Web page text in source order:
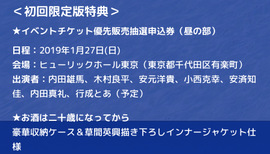
＜初回限定版特典＞
★イベントチケット優先販売抽選申込券（昼の部）
日程： 2019年1月27日(日)
会場： ヒューリックホール東京（東京都千代田区有楽町）
出演者： 内田雄馬、木村良平、安元洋貴、小西克幸、安済知
佳、内田真礼、行成とあ（予定）
★お酒は二十歳になってから
豪華収納ケース＆草間英興描き下ろしインナージャケット仕
様